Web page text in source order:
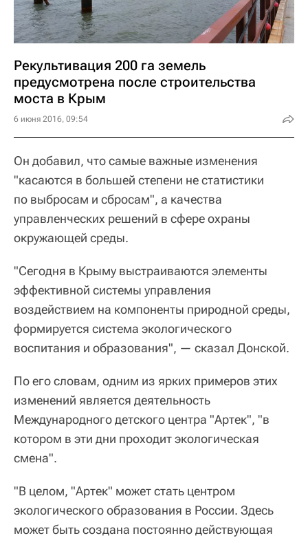
Рекультивация 200 га земель
предусмотрена после строительства
моста в Крым
6 июня 2016, 09:54
Он добавил, что самые важные изменения
"касаются в большей степени не статистики
по выбросам и сбросам", а качества
управленческих решений в сфере охраны
окружающей среды.
"Сегодня в Крыму выстраиваются элементы
эффективной системы управления
воздействием на компоненты природной среды,
формируется система экологического
воспитания и образования", — сказал Донской.
По его словам, одним из ярких примеров этих
изменений является деятельность
Международного детского центра "Артек", "в
котором в эти дни проходит экологическая
смена".
"В целом, "Артек" может стать центром
экологического образования в России. Здесь
может быть создана постоянно действующая